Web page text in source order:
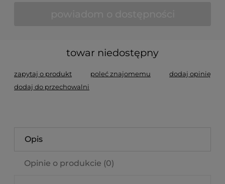
towar niedostępny
zapytaj o produkt poleć znajomemu
dodaj opinię
dodaj do przechowalni
Opis
Opinie o produkcie (0)